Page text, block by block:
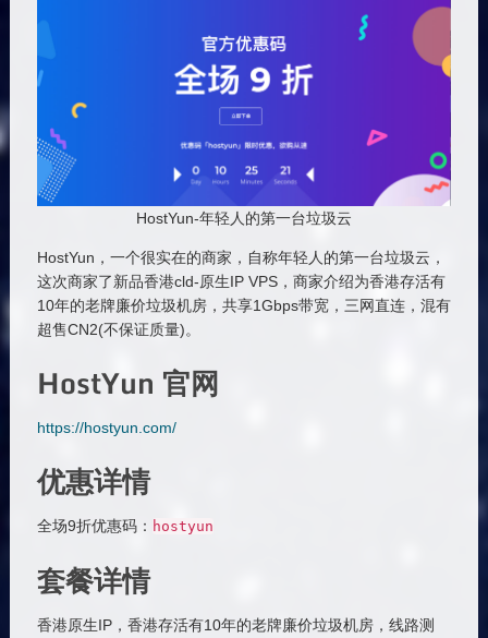
HostYun-年轻人的第一台垃圾云
HostYun，一个很实在的商家，自称年轻人的第一台垃圾云，
这次商家了新品香港cld-原生IP VPS，商家介绍为香港存活有
10年的老牌廉价垃圾机房，共享1Gbps带宽，三网直连，混有
超售CN2(不保证质量)。
HostYun 官网
https://hostyun.com/
优惠详情
全场9折优惠码： hostyun
套餐详情
香港原生IP，香港存活有10年的老牌廉价垃圾机房，线路测